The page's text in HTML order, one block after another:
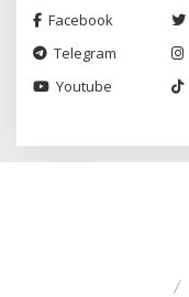
Facebook
Telegram
Youtube